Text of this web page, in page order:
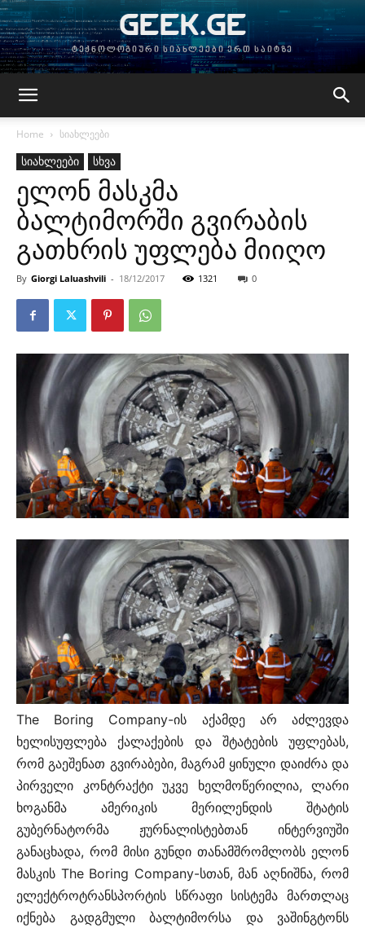
GEEK.GE
ტექნოლოგიური სიახლეები ერთ საიტზე
Home სიახლეები
სიახლეები სხვა
ელონ მასკმა
ბალტიმორში გვირაბის
გათხრის უფლება მიიღო
By Giorgi Laluashvili - 18/12/2017 1321 0
The Boring Company-ის აქამდე არ აძლევდა
ხელისუფლება ქალაქების და შტატების უფლებას,
რომ გაეშენათ გვირაბები, მაგრამ ყინული დაიძრა და
პირველი კონტრაქტი უკვე ხელმოწერილია, ლარი
ხოგანმა ამერიკის მერილენდის შტატის
გუბერნატორმა ჟურნალისტებთან ინტერვიუში
განაცხადა, რომ მისი გუნდი თანამშრომლობს ელონ
მასკის The Boring Company-სთან, მან აღნიშნა, რომ
ელექტროტრანსპორტის სწრაფი სისტემა მართლაც
იქნება გადგმული ბალტიმორსა და ვაშინგტონს